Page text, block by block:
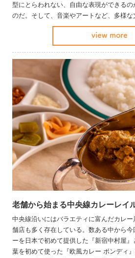
型にとらわれない、自由な表現ができる
のだ。そして、音楽やアートなど、多様
中央線カルチャーと同様に、中央線には個
カレー×中央線は最強コンビ！ さあ、お気
view more
老舗から始まる中央線カレーレイ
中央線沿いにはバラエティに富んだカレ
舗店も多く存在している。数ある中から今
ーを日本で初めて提供した『新宿中村屋
葉を初めて使った『欧風カレー ボンディ